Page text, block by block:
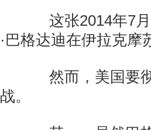
这张2014年7月5
·巴格达迪在伊拉克
然而，美国要彻
战。